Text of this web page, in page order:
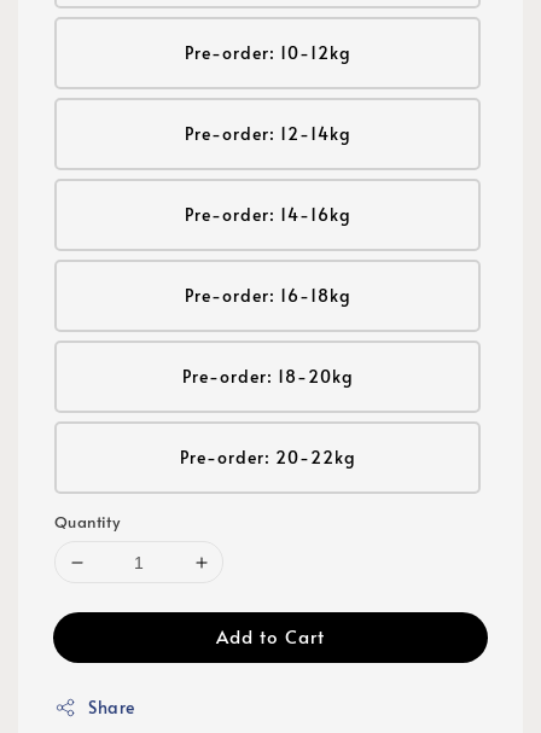
Pre-order: 10-12kg
Pre-order: 12-14kg
Pre-order: 14-16kg
Pre-order: 16-18kg
Pre-order: 18-20kg
Pre-order: 20-22kg
Quantity
Add to Cart
Share